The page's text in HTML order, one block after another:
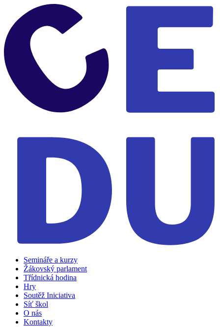
Semináře a kurzy
Žákovský parlament
Třídnická hodina
Hry
Soutěž Iniciativa
Síť škol
O nás
Kontakty